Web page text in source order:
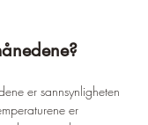
er sannsynligheten
er